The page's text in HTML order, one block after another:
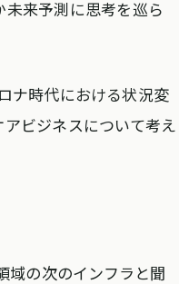
来予測に思考を巡ら
ナ時代における状況変
ビジネスについて考え
域の次のインフラと聞